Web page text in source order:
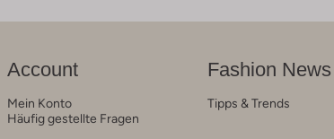
Account
Mein Konto
Häufig gestellte Fragen
Fashion News
Tipps & Trends